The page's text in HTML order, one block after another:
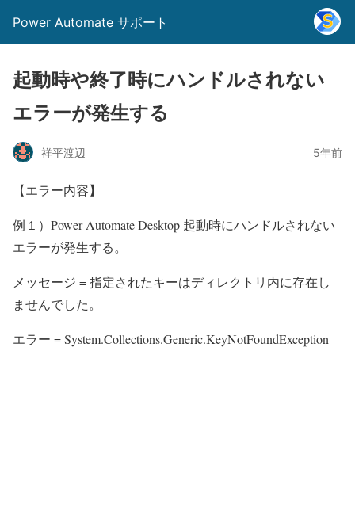
Power Automate サポート
起動時や終了時にハンドルされない
エラーが発生する
祥平渡辺 5年前
【エラー内容】
例１）Power Automate Desktop 起動時にハンドルされない
エラーが発生する。
メッセージ = 指定されたキーはディレクトリ内に存在し
ませんでした。
エラー = System.Collections.Generic.KeyNotFoundException